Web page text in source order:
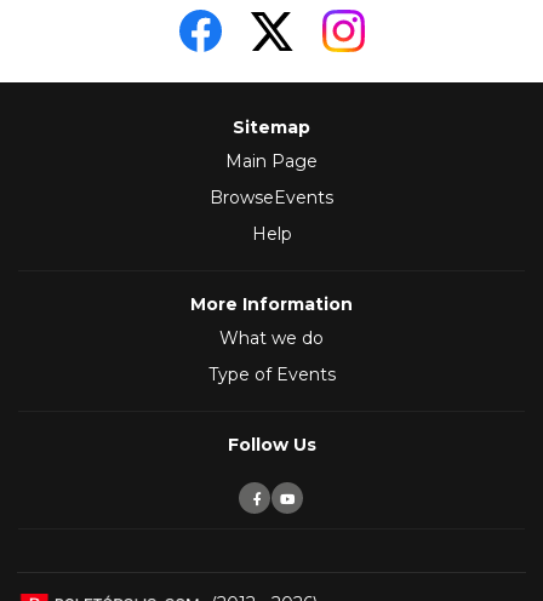
Sitemap
Main Page
BrowseEvents
Help
More Information
What we do
Type of Events
Follow Us